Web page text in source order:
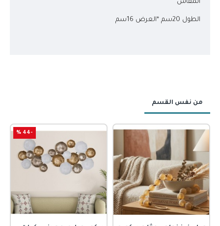
المقاس
الطول 20سم *العرض 16سم
من نفس القسم
-44 %